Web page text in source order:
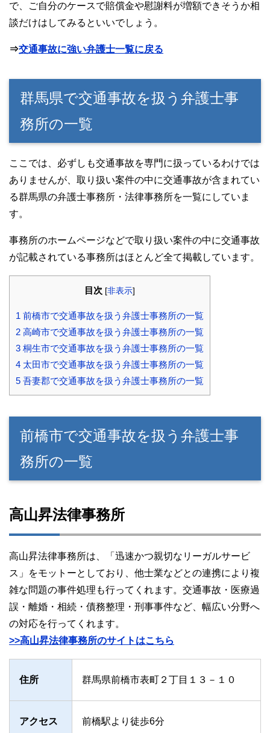
で、ご自分のケースで賠償金や慰謝料が増額できそうか相
談だけはしてみるといいでしょう。
⇒交通事故に強い弁護士一覧に戻る
群馬県で交通事故を扱う弁護士事
務所の一覧
ここでは、必ずしも交通事故を専門に扱っているわけでは
ありませんが、取り扱い案件の中に交通事故が含まれてい
る群馬県の弁護士事務所・法律事務所を一覧にしていま
す。
事務所のホームページなどで取り扱い案件の中に交通事故
が記載されている事務所はほとんど全て掲載しています。
目次 [非表示]
1 前橋市で交通事故を扱う弁護士事務所の一覧
2 高崎市で交通事故を扱う弁護士事務所の一覧
3 桐生市で交通事故を扱う弁護士事務所の一覧
4 太田市で交通事故を扱う弁護士事務所の一覧
5 吾妻郡で交通事故を扱う弁護士事務所の一覧
前橋市で交通事故を扱う弁護士事
務所の一覧
高山昇法律事務所
高山昇法律事務所は、「迅速かつ親切なリーガルサービ
ス」をモットーとしており、他士業などとの連携により複
雑な問題の事件処理も行ってくれます。交通事故・医療過
誤・離婚・相続・債務整理・刑事事件など、幅広い分野へ
の対応を行ってくれます。
>>高山昇法律事務所のサイトはこちら
住所 群馬県前橋市表町２丁目１３－１０
アクセス 前橋駅より徒歩6分